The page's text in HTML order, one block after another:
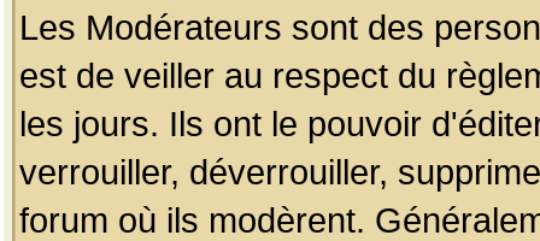
Les Modérateurs sont des
est de veiller au respect du
les jours. Ils ont le pouvoir
verrouiller, déverrouiller,
forum où ils modèrent.